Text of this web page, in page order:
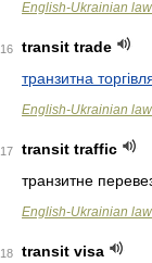
English-Ukrainian
16
transit trade
транзитна
English-Ukrainian
17
transit traffic
транзитне
English-Ukrainian
18
transit visa